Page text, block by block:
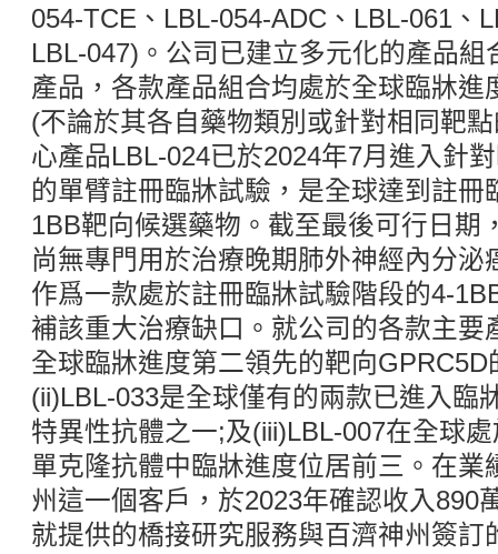
054-TCE、LBL-054-ADC、LBL-061、
LBL-047)。公司已建立多元化的產品
產品，各款產品組合均處於全球臨牀進
(不論於其各自藥物類別或針對相同靶
心產品LBL-024已於2024年7月進入針
的單臂註冊臨牀試驗，是全球達到註冊
1BB靶向候選藥物。截至最後可行日期
尚無專門用於治療晚期肺外神經內分泌
作爲一款處於註冊臨牀試驗階段的4-
補該重大治療缺口。就公司的各款主要
全球臨牀進度第二領先的靶向GPRC5D
(ii)LBL-033是全球僅有的兩款已進入臨
特異性抗體之一;及(iii)LBL-007在全球
單克隆抗體中臨牀進度位居前三。在業
州這一個客戶，於2023年確認收入890
就提供的橋接研究服務與百濟神州簽訂